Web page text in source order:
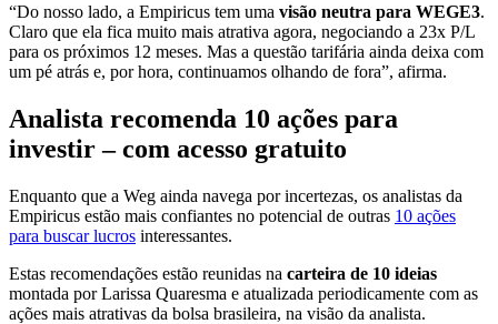
“Do nosso lado, a Empiricus tem uma visão neutra para WEGE3.
Claro que ela fica muito mais atrativa agora, negociando a 23x P/L
para os próximos 12 meses. Mas a questão tarifária ainda deixa com
um pé atrás e, por hora, continuamos olhando de fora”, afirma.
Analista recomenda 10 ações para
investir – com acesso gratuito
Enquanto que a Weg ainda navega por incertezas, os analistas da
Empiricus estão mais confiantes no potencial de outras 10 ações
para buscar lucros interessantes.
Estas recomendações estão reunidas na carteira de 10 ideias
montada por Larissa Quaresma e atualizada periodicamente com as
ações mais atrativas da bolsa brasileira, na visão da analista.